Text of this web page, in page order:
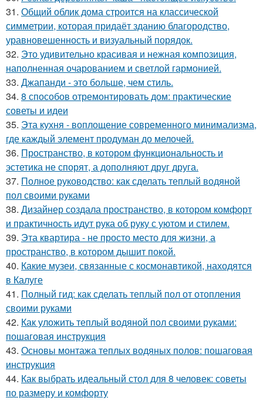
31. Общий облик дома строится на классической
симметрии, которая придаёт зданию благородство,
уравновешенность и визуальный порядок.
32. Это удивительно красивая и нежная композиция,
наполненная очарованием и светлой гармонией.
33. Джапанди - это больше, чем стиль.
34. 8 способов отремонтировать дом: практические
советы и идеи
35. Эта кухня - воплощение современного минимализма,
где каждый элемент продуман до мелочей.
36. Пространство, в котором функциональность и
эстетика не спорят, а дополняют друг друга.
37. Полное руководство: как сделать теплый водяной
пол своими руками
38. Дизайнер создала пространство, в котором комфорт
и практичность идут рука об руку с уютом и стилем.
39. Эта квартира - не просто место для жизни, а
пространство, в котором дышит покой.
40. Какие музеи, связанные с космонавтикой, находятся
в Калуге
41. Полный гид: как сделать теплый пол от отопления
своими руками
42. Как уложить теплый водяной пол своими руками:
пошаговая инструкция
43. Основы монтажа теплых водяных полов: пошаговая
инструкция
44. Как выбрать идеальный стол для 8 человек: советы
по размеру и комфорту